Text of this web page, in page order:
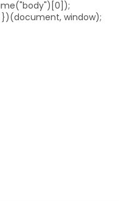
})(document, window);